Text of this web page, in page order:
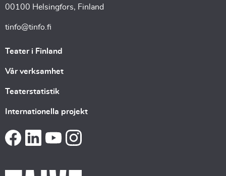
00100 Helsingfors, Finland
tinfo@tinfo.fi
Teater i Finland
Vår verksamhet
Teaterstatistik
Internationella projekt